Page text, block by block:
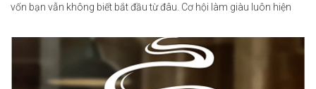
vốn bạn vẫn không biết bắt đầu từ đâu. Cơ hội làm giàu luôn hiện